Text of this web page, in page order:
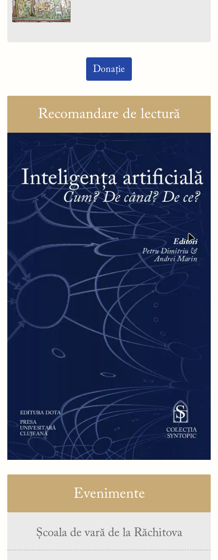
Donație
Recomandare de lectură
Evenimente
Școala de vară de la Răchitova